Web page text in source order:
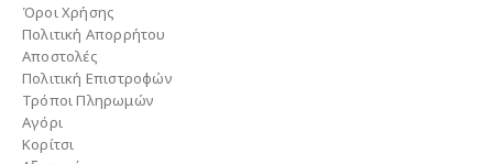
Όροι Χρήσης
Πολιτική Απορρήτου
Αποστολές
Πολιτική Επιστροφών
Τρόποι Πληρωμών
Αγόρι
Κορίτσι